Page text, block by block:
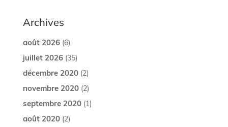
Archives
août 2026(6)
juillet 2026(35)
décembre 2020(2)
novembre 2020(2)
septembre 2020(1)
août 2020(2)